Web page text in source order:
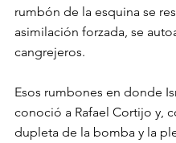
rumbón de la esquina se
asimilación forzada, se
cangrejeros.
Esos rumbones en donde
conoció a Rafael Cortijo y,
dupleta de la bomba y la